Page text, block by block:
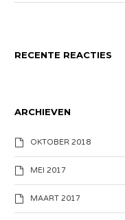
RECENTE REACTIES
ARCHIEVEN
OKTOBER 2018
MEI 2017
MAART 2017